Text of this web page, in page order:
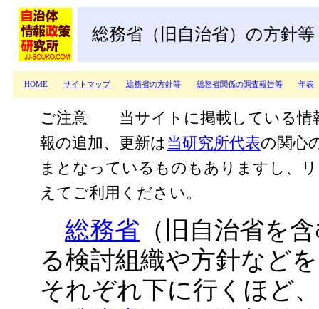
総務省（旧自治省）の方針等
HOME サイトマップ 総務省の方針等 総務省関係の調査報告等 年表
ご注意 当サイトに掲載している情
報の追加、更新は 当研究所代表の関心
まとなっているものもありますし、
えてご利用ください。
総務省 （旧自治省を
る検討組織や方針など
それぞれ下に行くほど